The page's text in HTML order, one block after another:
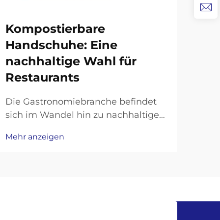
Kompostierbare
Handschuhe: Eine
nachhaltige Wahl für
Restaurants
Die Gastronomiebranche befindet
sich im Wandel hin zu nachhaltigen
zunehmend umweltfreundliche
Mehr anzeigen